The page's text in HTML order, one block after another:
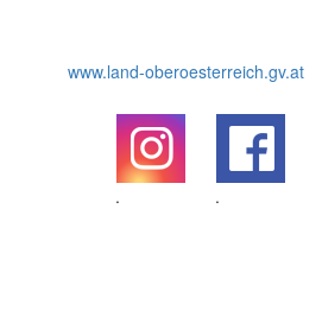
www.land-oberoesterreich.gv.at
.
.